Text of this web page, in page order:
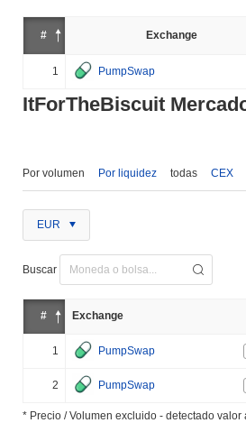
# Exchange
1 PumpSwap
ItForTheBiscuit
Por volumen Por liquidez todas CEX
EUR
Buscar
# Exchange
1 PumpSwap
2 PumpSwap
* Precio / Volumen excluido - detectado valor